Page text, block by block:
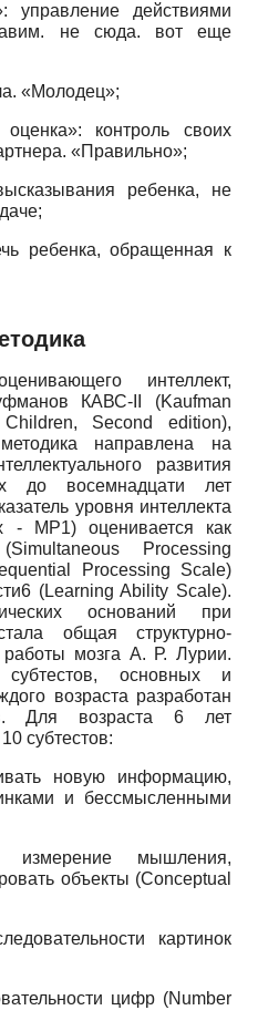
управление действиями
не сюда. вот еще
«Молодец»;
оценка»: контроль своих
«Правильно»;
ребенка, не
ребенка, обращенная к
интеллект,
КАВС-II (Kaufman
Second edition),
направлена на
развития
восемнадцати лет
уровня интеллекта
- МР1) оценивается как
Processing
Processing Scale)
(Learning Ability Scale).
оснований при
общая структурно-
мозга А. Р. Лурии.
основных и
возраста разработан
Для возраста 6 лет
субтестов:
новую информацию,
и бессмысленными
измерение мышления,
объекты (Conceptual
картинок
цифр (Number